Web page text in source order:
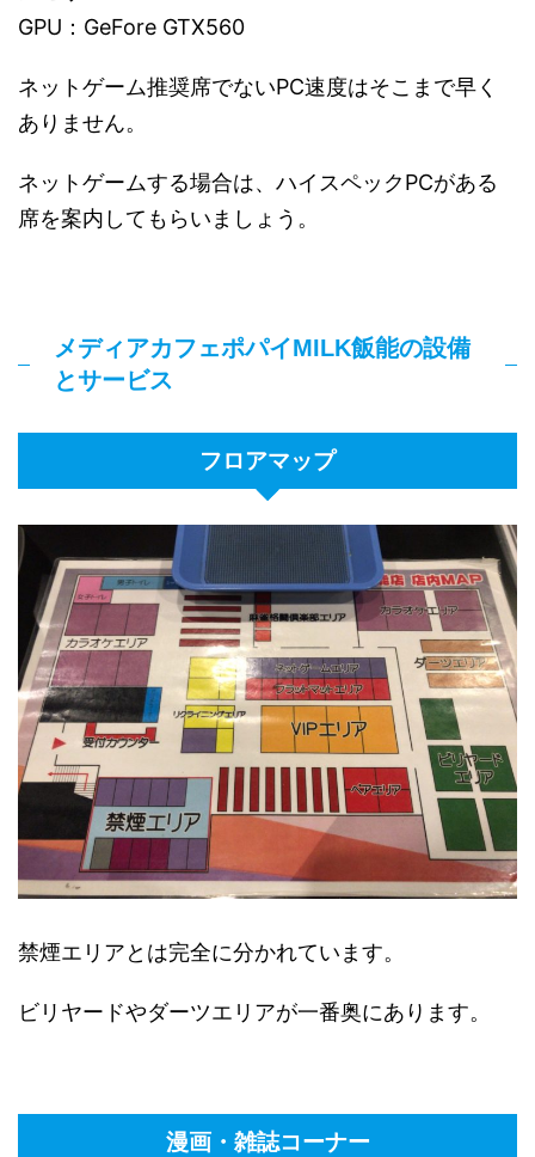
GPU：GeFore GTX560
ネットゲーム推奨席でないPC速度はそこまで早く
ありません。
ネットゲームする場合は、ハイスペックPCがある
席を案内してもらいましょう。
メディアカフェポパイMILK飯能の設備
とサービス
フロアマップ
禁煙エリアとは完全に分かれています。
ビリヤードやダーツエリアが一番奥にあります。
漫画・雑誌コーナー